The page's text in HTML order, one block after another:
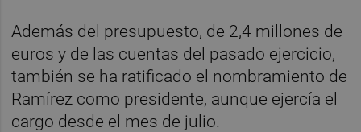
Además del presupuesto, de 2,4 millones de
euros y de las cuentas del pasado ejercicio,
también se ha ratificado el nombramiento de
Ramírez como presidente, aunque ejercía el
cargo desde el mes de julio.